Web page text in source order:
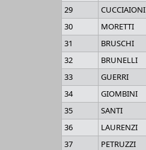
29
CUCCIAIONI
30
MORETTI
31
BRUSCHI
32
BRUNELLI
33
GUERRI
34
GIOMBINI
35
SANTI
36
LAURENZI
37
PETRUZZI